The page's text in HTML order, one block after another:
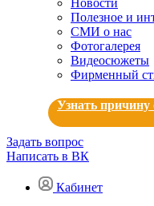
Новости
Полезное и
СМИ о нас
Фотогалерея
Видеосюжеты
Фирменный
Узнать причину
Задать вопрос
Написать в ВК
Кабинет